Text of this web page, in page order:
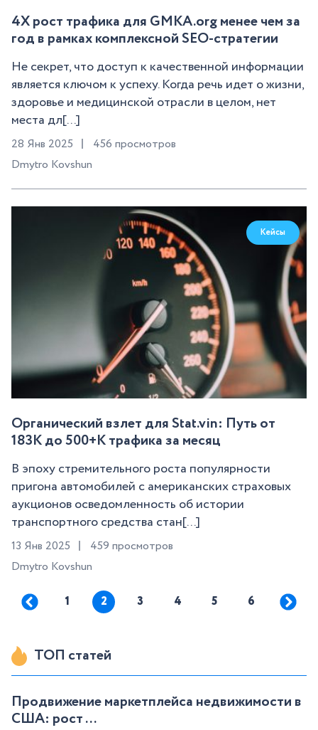
4X рост трафика для GMKA.org менее чем за
год в рамках комплексной SEO-стратегии
Не секрет, что доступ к качественной информации
является ключом к успеху. Когда речь идет о жизни,
здоровье и медицинской отрасли в целом, нет
места дл[...]
28 Янв 2025
456 просмотров
Dmytro Kovshun
Кейсы
Органический взлет для Stat.vin: Путь от
183K до 500+К трафика за месяц
В эпоху стремительного роста популярности
пригона автомобилей с американских страховых
аукционов осведомленность об истории
транспортного средства стан[...]
13 Янв 2025
459 просмотров
Dmytro Kovshun
1 2 3 4 5 6
ТОП статей
Продвижение маркетплейса недвижимости в
США: рост ...